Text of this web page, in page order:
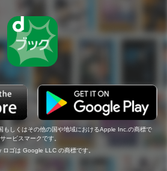
しくはその他の国や地域におけるApple Inc.の商標で
ービスマークです。
ゴは Google LLC の商標です。